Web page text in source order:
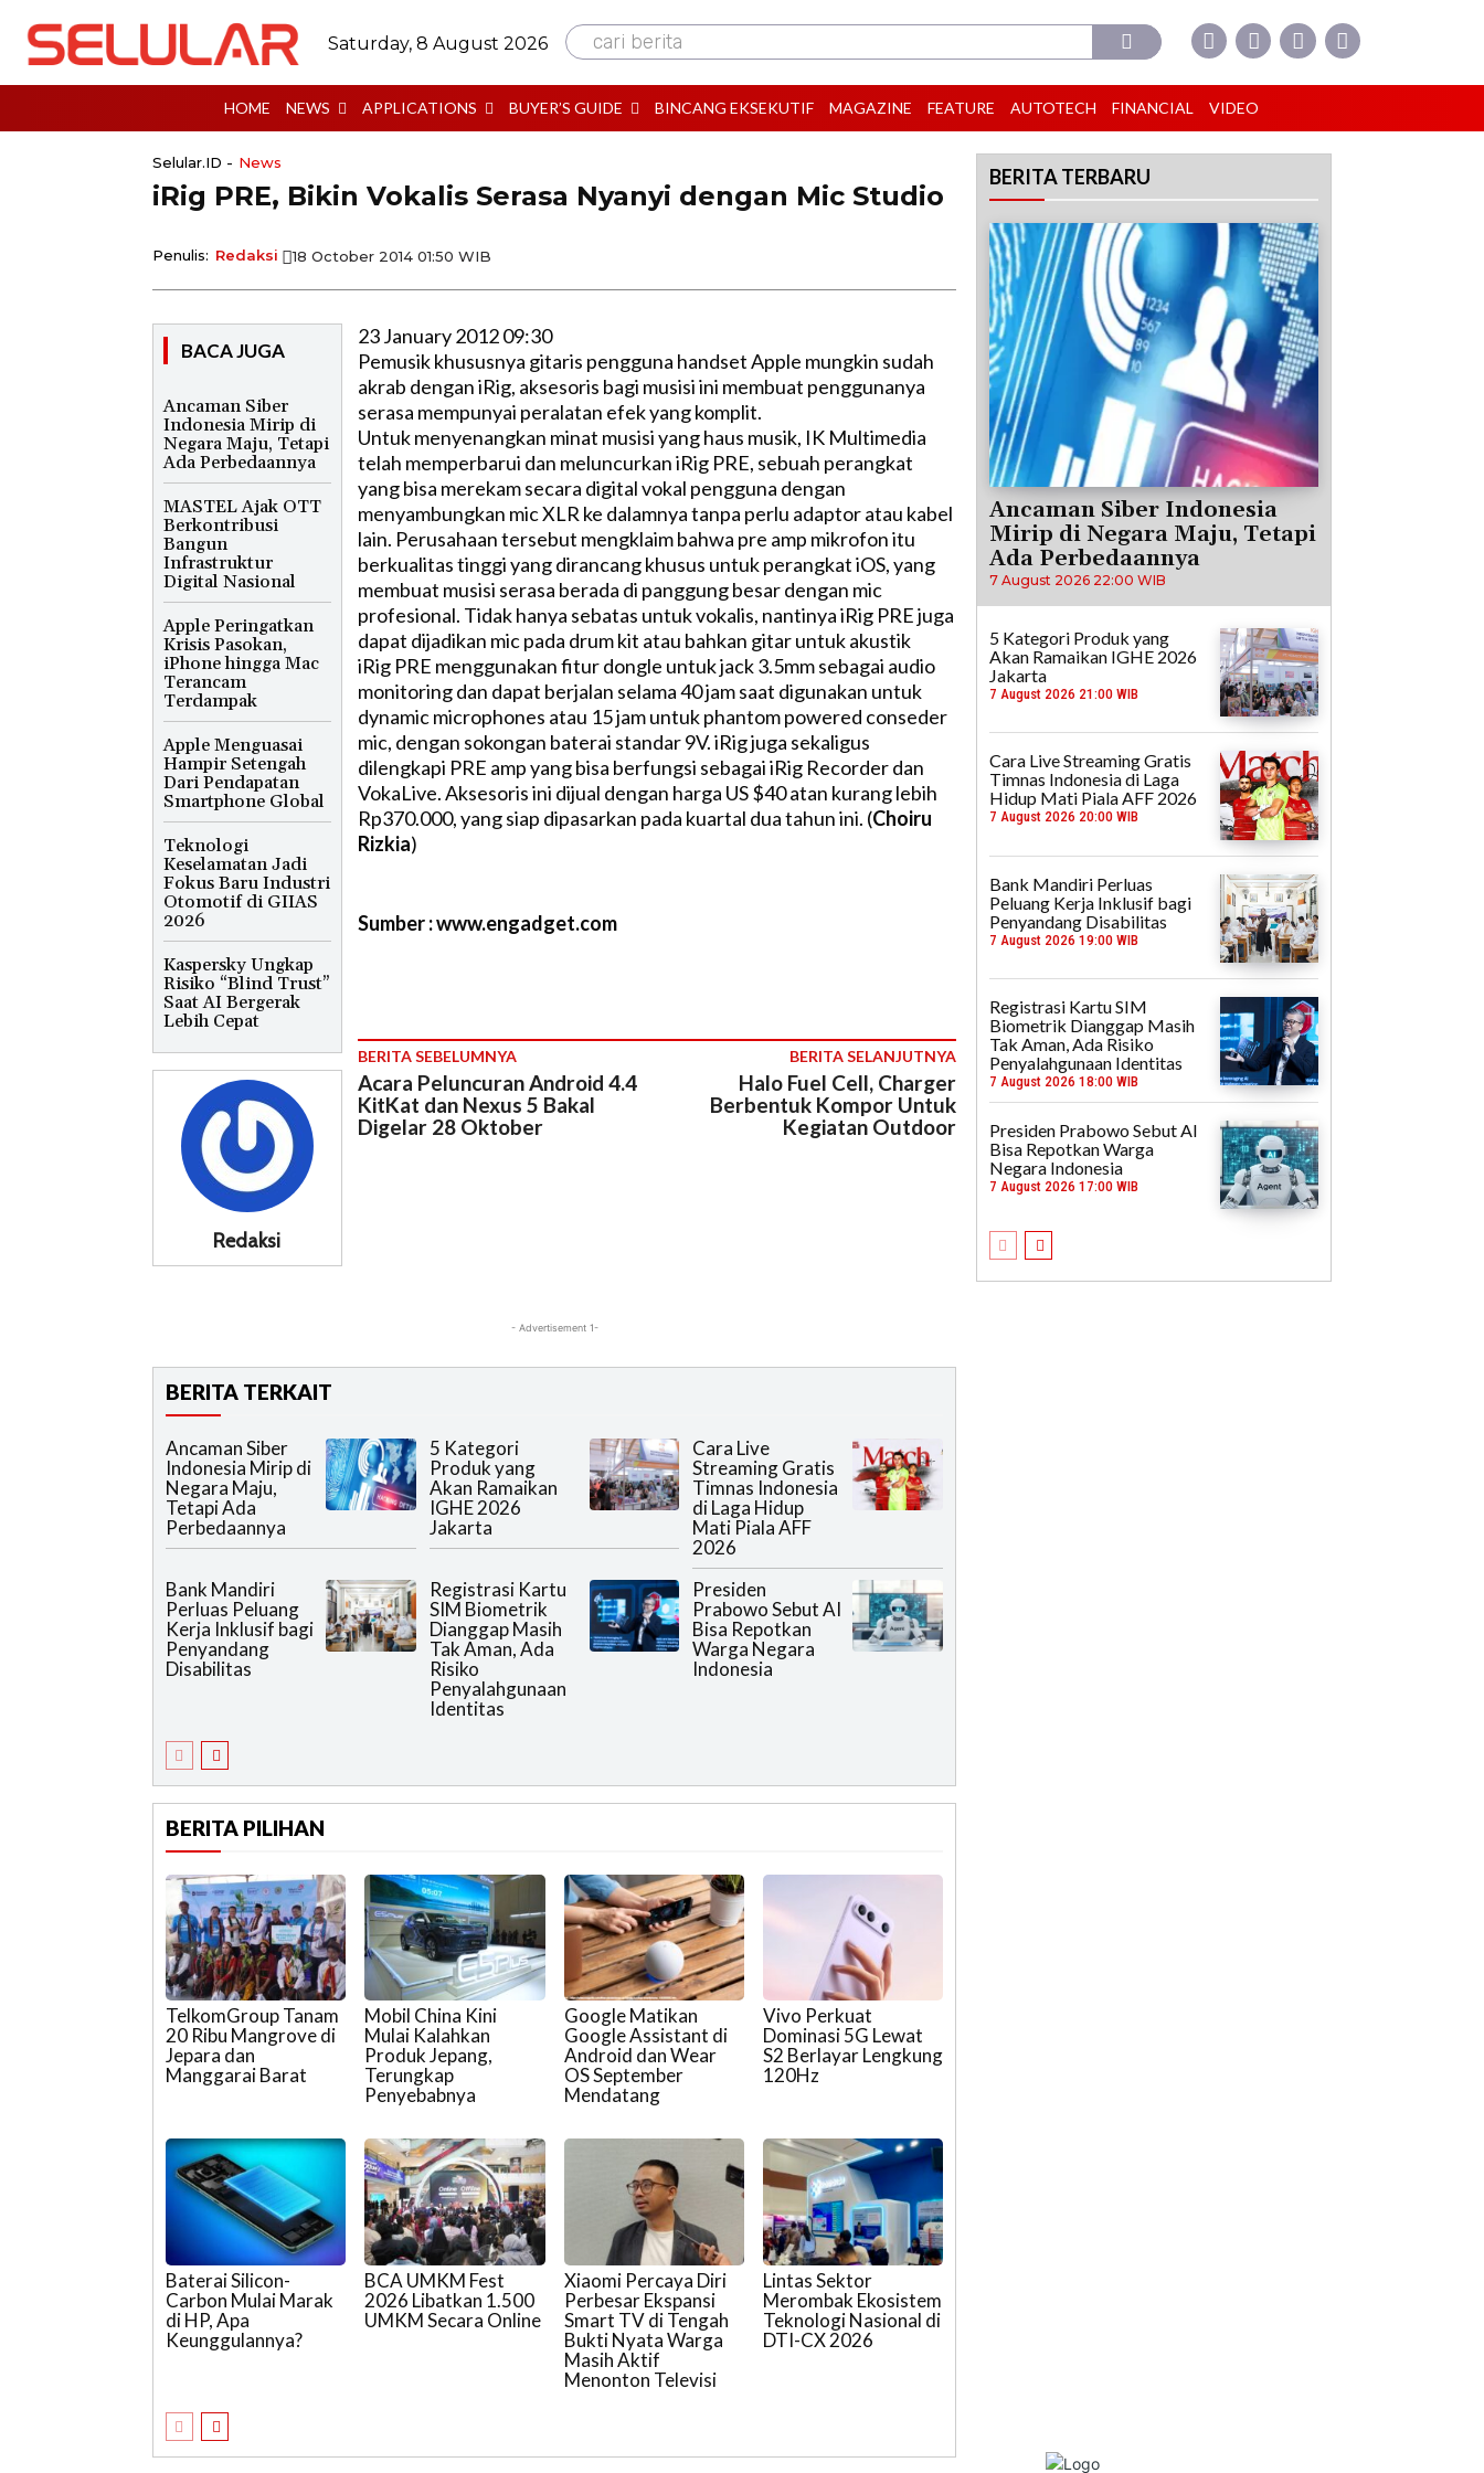
Saturday, 8 August 2026 cari berita
HOME NEWS APPLICATIONS BUYER’S GUIDE BINCANG EKSEKUTIF MAGAZINE FEATURE AUTOTECH FINANCIAL VIDEO
Selular.ID - News
iRig PRE, Bikin Vokalis Serasa Nyanyi dengan Mic Studio
Penulis: Redaksi 18 October 2014 01:50 WIB
BACA JUGA
Ancaman Siber
Indonesia Mirip di
Negara Maju, Tetapi
Ada Perbedaannya
MASTEL Ajak OTT
Berkontribusi
Bangun
Infrastruktur
Digital Nasional
Apple Peringatkan
Krisis Pasokan,
iPhone hingga Mac
Terancam
Terdampak
Apple Menguasai
Hampir Setengah
Dari Pendapatan
Smartphone Global
Teknologi
Keselamatan Jadi
Fokus Baru Industri
Otomotif di GIIAS
2026
Kaspersky Ungkap
Risiko “Blind Trust”
Saat AI Bergerak
Lebih Cepat
Redaksi
23 January 2012 09:30
Pemusik khususnya gitaris pengguna handset Apple mungkin sudah
akrab dengan iRig, aksesoris bagi musisi ini membuat penggunanya
serasa mempunyai peralatan efek yang komplit.
Untuk menyenangkan minat musisi yang haus musik, IK Multimedia
telah memperbarui dan meluncurkan iRig PRE, sebuah perangkat
yang bisa merekam secara digital vokal pengguna dengan
menyambungkan mic XLR ke dalamnya tanpa perlu adaptor atau kabel
lain. Perusahaan tersebut mengklaim bahwa pre amp mikrofon itu
berkualitas tinggi yang dirancang khusus untuk perangkat iOS, yang
membuat musisi serasa berada di panggung besar dengan mic
profesional. Tidak hanya sebatas untuk vokalis, nantinya iRig PRE juga
dapat dijadikan mic pada drum kit atau bahkan gitar untuk akustik
iRig PRE menggunakan fitur dongle untuk jack 3.5mm sebagai audio
monitoring dan dapat berjalan selama 40 jam saat digunakan untuk
dynamic microphones atau 15 jam untuk phantom powered conseder
mic, dengan sokongan baterai standar 9V. iRig juga sekaligus
dilengkapi PRE amp yang bisa berfungsi sebagai iRig Recorder dan
VokaLive. Aksesoris ini dijual dengan harga US $40 atan kurang lebih
Rp370.000, yang siap dipasarkan pada kuartal dua tahun ini. (Choiru
Rizkia)
Sumber : www.engadget.com
BERITA SEBELUMNYA
Acara Peluncuran Android 4.4
KitKat dan Nexus 5 Bakal
Digelar 28 Oktober
BERITA SELANJUTNYA
Halo Fuel Cell, Charger
Berbentuk Kompor Untuk
Kegiatan Outdoor
- Advertisement 1-
BERITA TERKAIT
Ancaman Siber
Indonesia Mirip di
Negara Maju,
Tetapi Ada
Perbedaannya
5 Kategori
Produk yang
Akan Ramaikan
IGHE 2026
Jakarta
Cara Live
Streaming Gratis
Timnas Indonesia
di Laga Hidup
Mati Piala AFF
2026
Bank Mandiri
Perluas Peluang
Kerja Inklusif bagi
Penyandang
Disabilitas
Registrasi Kartu
SIM Biometrik
Dianggap Masih
Tak Aman, Ada
Risiko
Penyalahgunaan
Identitas
Presiden
Prabowo Sebut AI
Bisa Repotkan
Warga Negara
Indonesia
BERITA PILIHAN
TelkomGroup Tanam
20 Ribu Mangrove di
Jepara dan
Manggarai Barat
Mobil China Kini
Mulai Kalahkan
Produk Jepang,
Terungkap
Penyebabnya
Google Matikan
Google Assistant di
Android dan Wear
OS September
Mendatang
Vivo Perkuat
Dominasi 5G Lewat
S2 Berlayar Lengkung
120Hz
Baterai Silicon-
Carbon Mulai Marak
di HP, Apa
Keunggulannya?
BCA UMKM Fest
2026 Libatkan 1.500
UMKM Secara Online
Xiaomi Percaya Diri
Perbesar Ekspansi
Smart TV di Tengah
Bukti Nyata Warga
Masih Aktif
Menonton Televisi
Lintas Sektor
Merombak Ekosistem
Teknologi Nasional di
DTI-CX 2026
BERITA TERBARU
Ancaman Siber Indonesia
Mirip di Negara Maju, Tetapi
Ada Perbedaannya
7 August 2026 22:00 WIB
5 Kategori Produk yang
Akan Ramaikan IGHE 2026
Jakarta
7 August 2026 21:00 WIB
Cara Live Streaming Gratis
Timnas Indonesia di Laga
Hidup Mati Piala AFF 2026
7 August 2026 20:00 WIB
Bank Mandiri Perluas
Peluang Kerja Inklusif bagi
Penyandang Disabilitas
7 August 2026 19:00 WIB
Registrasi Kartu SIM
Biometrik Dianggap Masih
Tak Aman, Ada Risiko
Penyalahgunaan Identitas
7 August 2026 18:00 WIB
Presiden Prabowo Sebut AI
Bisa Repotkan Warga
Negara Indonesia
7 August 2026 17:00 WIB